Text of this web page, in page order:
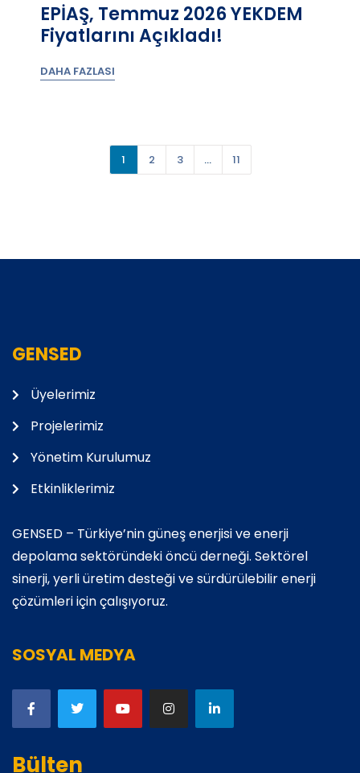
EPİAŞ, Temmuz 2026 YEKDEM
Fiyatlarını Açıkladı!
DAHA FAZLASI
1 2 3 … 11
GENSED
Üyelerimiz
Projelerimiz
Yönetim Kurulumuz
Etkinliklerimiz
GENSED – Türkiye’nin güneş enerjisi ve enerji
depolama sektöründeki öncü derneği. Sektörel
sinerji, yerli üretim desteği ve sürdürülebilir enerji
çözümleri için çalışıyoruz.
SOSYAL MEDYA
Bülten